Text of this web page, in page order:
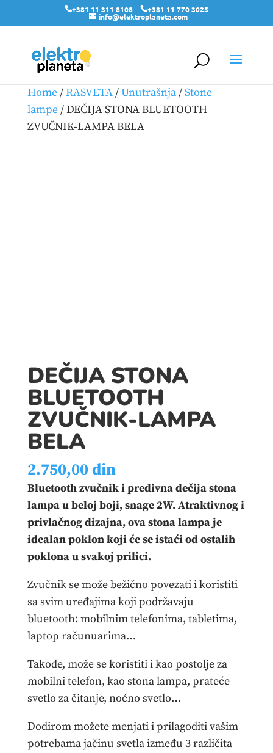
+381 11 311 8108 +381 11 770 3025
info@elektroplaneta.com
Home/RASVETA/Unutrašnja/Stone
lampe/ DEČIJA STONA BLUETOOTH
ZVUČNIK-LAMPA BELA
DEČIJA STONA
BLUETOOTH
ZVUČNIK-LAMPA
BELA
2.750,00din
Bluetooth zvučnik i predivna dečija stona
lampa u beloj boji, snage 2W. Atraktivnog i
privlačnog dizajna, ova stona lampa je
idealan poklon koji će se istaći od ostalih
poklona u svakoj prilici.
Zvučnik se može bežično povezati i koristiti
sa svim uređajima koji podržavaju
bluetooth: mobilnim telefonima, tabletima,
laptop računuarima…
Takođe, može se koristiti i kao postolje za
mobilni telefon, kao stona lampa, prateće
svetlo za čitanje, noćno svetlo…
Dodirom možete menjati i prilagoditi vašim
potrebama jačinu svetla između 3 različita